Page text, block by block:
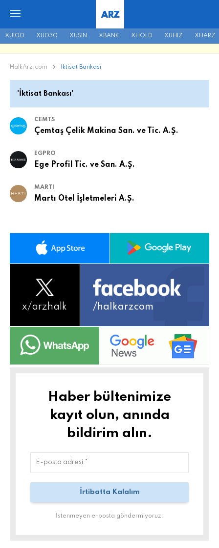
XU100 XU030 XUSIN XBANK XHOLD XUHIZ XHARZ
ARZ
HalkArz.com İktisat Bankası
'İktisat Bankası'
CEMTS
Çemtaş Çelik Makina San. ve Tic. A.Ş.
EGPRO
Ege Profil Tic. ve San. A.Ş.
MARTI
Martı Otel İşletmeleri A.Ş.
x/arzhalk /halkarzcom
Haber bültenimize
kayıt olun, anında
bildirim alın.
İstenmeyen e-posta göndermiyoruz.